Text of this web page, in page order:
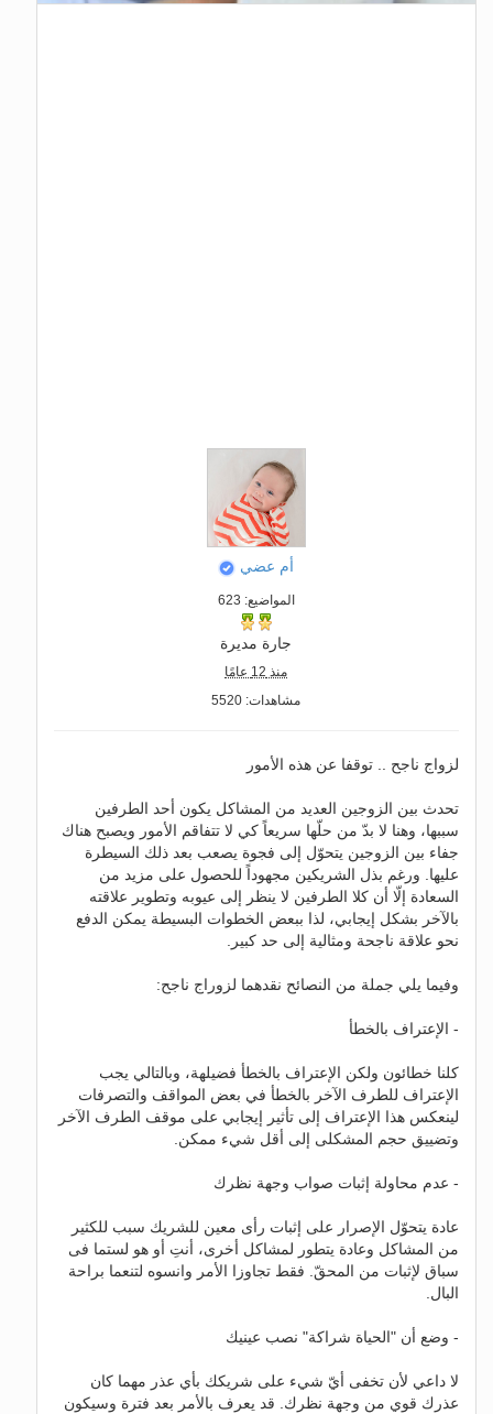
أم عضي
المواضيع: 623
جارة مديرة
منذ 12 عامًا
مشاهدات: 5520
لزواج ناجح .. توقفا عن هذه الأمور
تحدث بين الزوجين العديد من المشاكل يكون أحد الطرفين
سببها، وهنا لا بدّ من حلّها سريعاً كي لا تتفاقم الأمور ويصبح هناك
جفاء بين الزوجين يتحوّل إلى فجوة يصعب بعد ذلك السيطرة
عليها. ورغم بذل الشريكين مجهوداً للحصول على مزيد من
السعادة إلّا أن كلا الطرفين لا ينظر إلى عيوبه وتطوير علاقته
بالآخر بشكل إيجابي، لذا ببعض الخطوات البسيطة يمكن الدفع
نحو علاقة ناجحة ومثالية إلى حد كبير.
وفيما يلي جملة من النصائح نقدهما لزوراج ناجح:
- الإعتراف بالخطأ
كلنا خطائون ولكن الإعتراف بالخطأ فضيلهة، وبالتالي يجب
الإعتراف للطرف الآخر بالخطأ في بعض المواقف والتصرفات
لينعكس هذا الإعتراف إلى تأثير إيجابي على موقف الطرف الآخر
وتضييق حجم المشكلى إلى أقل شيء ممكن.
- عدم محاولة إثبات صواب وجهة نظرك
عادة يتحوّل الإصرار على إثبات رأى معين للشريك سبب للكثير
من المشاكل وعادة يتطور لمشاكل أخرى، أنتِ أو هو لستما فى
سباق لإثبات من المحقّ. فقط تجاوزا الأمر وانسوه لتنعما براحة
البال.
- وضع أن "الحياة شراكة" نصب عينيك
لا داعي لأن تخفى أيّ شيء على شريكك بأي عذر مهما كان
عذرك قوي من وجهة نظرك. قد يعرف بالأمر بعد فترة وسيكون